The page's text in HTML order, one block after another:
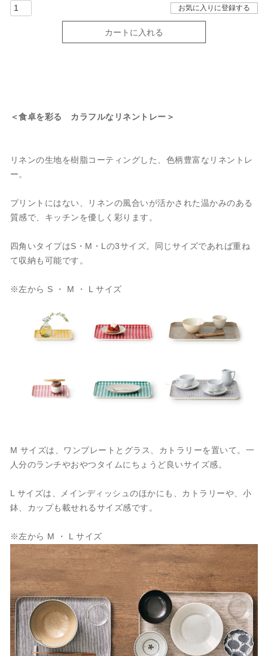
お気に入りに登録する
カートに入れる
＜食卓を彩る カラフルなリネントレー＞
リネンの生地を樹脂コーティングした、色柄豊富なリネントレ
ー。
プリントにはない、リネンの風合いが活かされた温かみのある
質感で、キッチンを優しく彩ります。
四角いタイプはS・M・Lの3サイズ。同じサイズであれば重ね
て収納も可能です。
※左から S ・ M ・ L サイズ
M サイズは、ワンプレートとグラス、カトラリーを置いて。一
人分のランチやおやつタイムにちょうど良いサイズ感。
L サイズは、メインディッシュのほかにも、カトラリーや、小
鉢、カップも載せれるサイズ感です。
※左から M ・ L サイズ